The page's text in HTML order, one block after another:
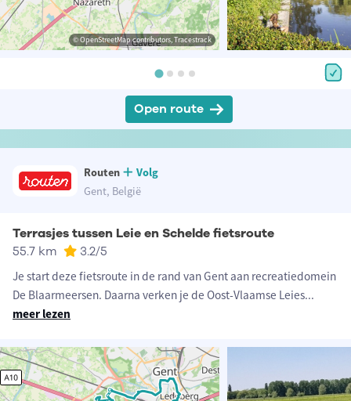
© OpenStreetMap contributors, Tracestrack
Open route
Routen
Volg
Gent, België
Terrasjes tussen Leie en Schelde fietsroute
55.7 km 3.2/5
Je start deze fietsroute in de rand van Gent aan recreatiedomein
De Blaarmeersen. Daarna verken je de Oost-Vlaamse Leies...
meer lezen